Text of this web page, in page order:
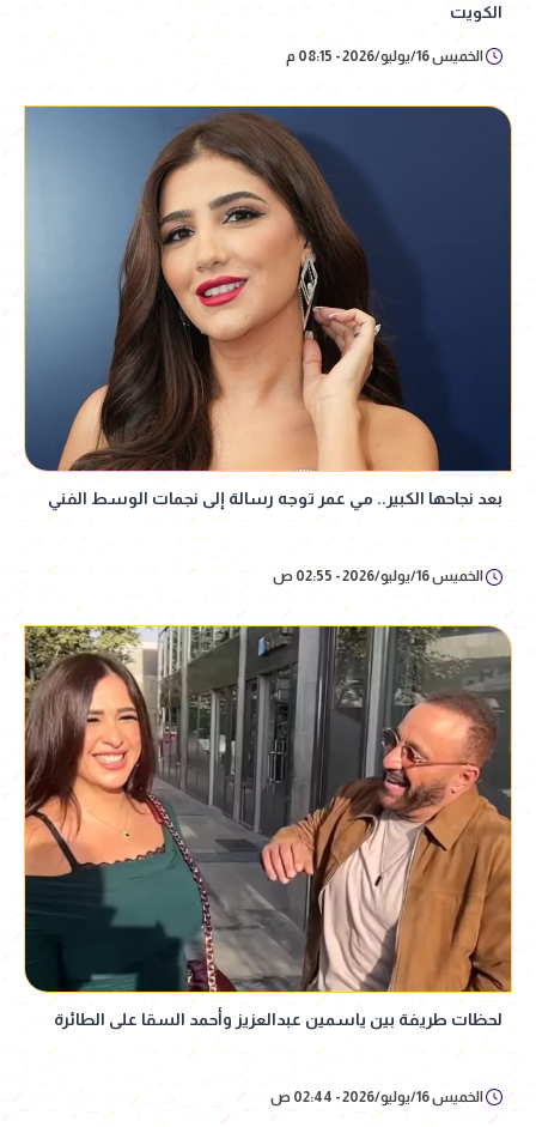
الكويت
الخميس 16/يوليو/2026 - 08:15 م
بعد نجاحها الكبير.. مي عمر توجه رسالة إلى نجمات الوسط الفني
الخميس 16/يوليو/2026 - 02:55 ص
لحظات طريفة بين ياسمين عبدالعزيز وأحمد السقا على الطائرة
الخميس 16/يوليو/2026 - 02:44 ص